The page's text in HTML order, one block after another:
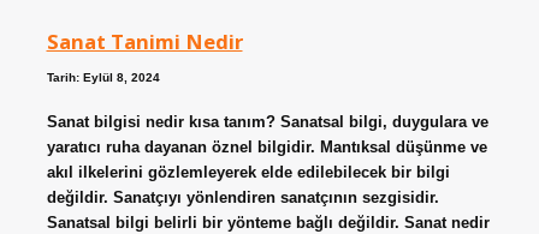
Sanat Tanimi Nedir
Tarih: Eylül 8, 2024
Sanat bilgisi nedir kısa tanım? Sanatsal bilgi, duygulara ve
yaratıcı ruha dayanan öznel bilgidir. Mantıksal düşünme ve
akıl ilkelerini gözlemleyerek elde edilebilecek bir bilgi
değildir. Sanatçıyı yönlendiren sanatçının sezgisidir.
Sanatsal bilgi belirli bir yönteme bağlı değildir. Sanat nedir